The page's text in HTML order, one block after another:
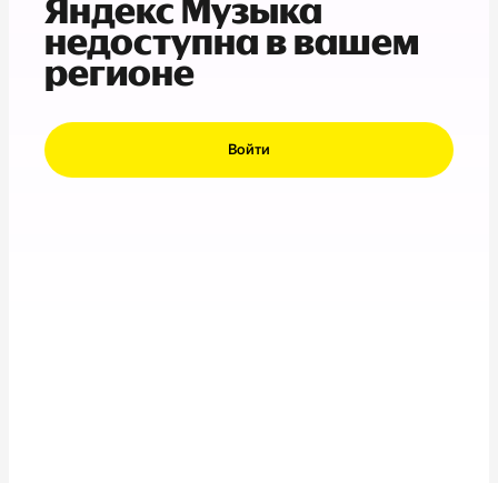
Яндекс Музыка
недоступна в вашем
регионе
Войти